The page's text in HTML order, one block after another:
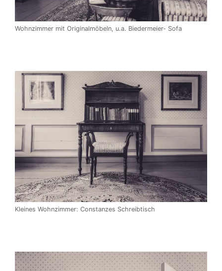
Wohnzimmer mit Originalmöbeln, u.a. Biedermeier- Sofa
Kleines Wohnzimmer: Constanzes Schreibtisch